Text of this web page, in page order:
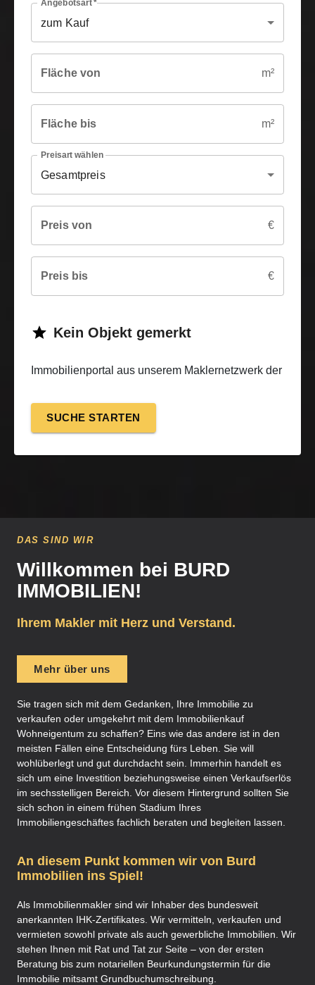
Angebotsart*
zum Kauf
Fläche von m²
Fläche bis m²
Preisart wählen
Gesamtpreis
Preis von €
Preis bis €
Kein Objekt gemerkt
Immobilienportal aus unserem Maklernetzwerk der
SUCHE STARTEN
DAS SIND WIR
Willkommen bei BURD
IMMOBILIEN!
Ihrem Makler mit Herz und Verstand.
Mehr über uns
Sie tragen sich mit dem Gedanken, Ihre Immobilie zu
verkaufen oder umgekehrt mit dem Immobilienkauf
Wohneigentum zu schaffen? Eins wie das andere ist in den
meisten Fällen eine Entscheidung fürs Leben. Sie will
wohlüberlegt und gut durchdacht sein. Immerhin handelt es
sich um eine Investition beziehungsweise einen Verkaufserlös
im sechsstelligen Bereich. Vor diesem Hintergrund sollten Sie
sich schon in einem frühen Stadium Ihres
Immobiliengeschäftes fachlich beraten und begleiten lassen.
An diesem Punkt kommen wir von Burd
Immobilien ins Spiel!
Als Immobilienmakler sind wir Inhaber des bundesweit
anerkannten IHK-Zertifikates. Wir vermitteln, verkaufen und
vermieten sowohl private als auch gewerbliche Immobilien. Wir
stehen Ihnen mit Rat und Tat zur Seite – von der ersten
Beratung bis zum notariellen Beurkundungstermin für die
Immobilie mitsamt Grundbuchumschreibung.